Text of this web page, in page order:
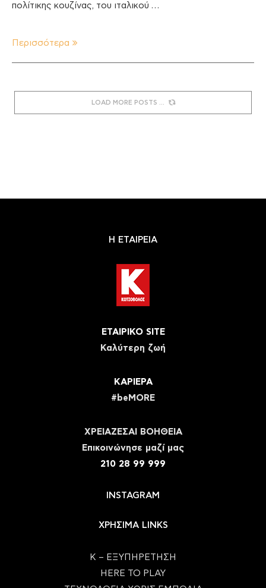
πολίτικης κουζίνας, του ιταλικού …
Περισσότερα
LOAD MORE POSTS
Η ΕΤΑΙΡΕΙΑ
ΕΤΑΙΡΙΚΟ SITE
Καλύτερη ζωή
ΚΑΡΙΕΡΑ
#beMORE
ΧΡΕΙΑΖΕΣΑΙ ΒΟΗΘΕΙΑ
Eπικοινώνησε μαζί μας
210 28 99 999
INSTAGRAM
ΧΡΗΣΙΜΑ LINKS
Κ – ΕΞΥΠΗΡΕΤΗΣΗ
HERE TO PLAY